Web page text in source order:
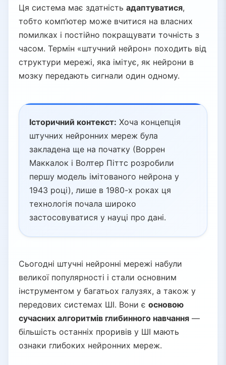
Ця система має здатність адаптуватися,
тобто комп’ютер може вчитися на власних
помилках і постійно покращувати точність з
часом. Термін «штучний нейрон» походить від
структури мережі, яка імітує, як нейрони в
мозку передають сигнали один одному.
Історичний контекст: Хоча концепція
штучних нейронних мереж була
закладена ще на початку (Воррен
Маккалок і Волтер Піттс розробили
першу модель імітованого нейрона у
1943 році), лише в 1980-х роках ця
технологія почала широко
застосовуватися у науці про дані.
Сьогодні штучні нейронні мережі набули
великої популярності і стали основним
інструментом у багатьох галузях, а також у
передових системах ШІ. Вони є основою
сучасних алгоритмів глибинного навчання —
більшість останніх проривів у ШІ мають
ознаки глибоких нейронних мереж.